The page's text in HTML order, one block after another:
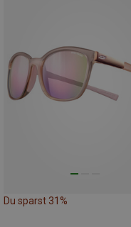
Du sparst 31%